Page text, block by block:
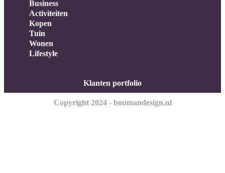
Business
Activiteiten
Kopen
Tuin
Wonen
Lifestyle
Klanten portfolio
Copyright 2024 - boumandesign.nl